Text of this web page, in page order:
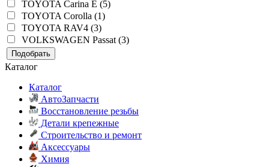
TOYOTA Carina E (5)
TOYOTA Corolla (1)
TOYOTA RAV4 (3)
VOLKSWAGEN Passat (3)
Подобрать
Каталог
Каталог
АвтоЗапчасти
Восстановление резьбы
Детали крепежные
Строительство и ремонт
Аксессуары
Химия